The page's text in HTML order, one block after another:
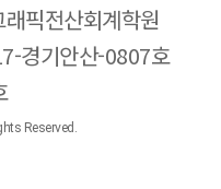
픽전산회계학원
경기안산-0807호
Reserved.